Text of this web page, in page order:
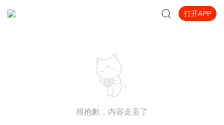
打开APP
很抱歉，内容走丢了